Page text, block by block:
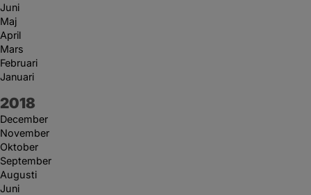
Juni
Maj
April
Mars
Februari
Januari
År:
2018
December
November
Oktober
September
Augusti
Juni